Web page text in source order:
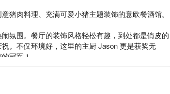
猪肉料理、充满可爱小猪主题装饰的意欧餐酒馆。
氛围。餐厅的装饰风格轻松有趣，到处都是俏皮的
。不仅环境好，这里的主厨 Jason 更是获奖无
冠军！
中那种普通的意大利餐厅。菜单充满了创意，主厨
创造出像川味椒麻炖饭这样让人惊艳的料理。再配